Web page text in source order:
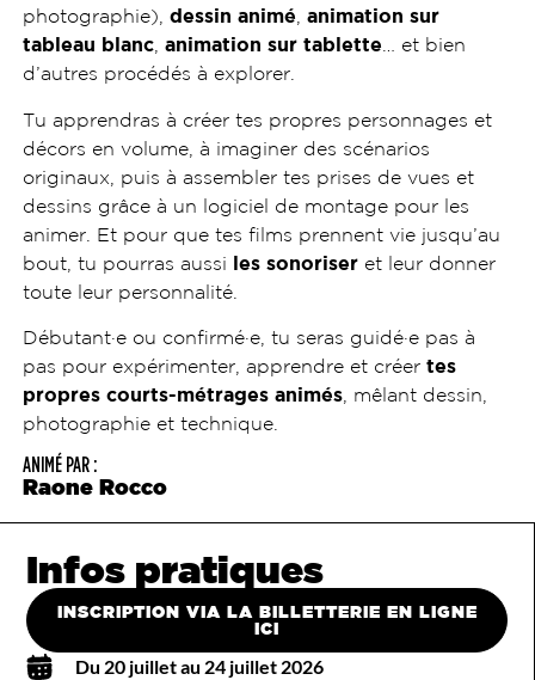
photographie), dessin animé animation sur
tableau blanc, animation sur tablette … et bien
d’autres procédés à explorer.
Tu apprendras à créer tes propres personnages et
décors en volume, à imaginer des scénarios
originaux, puis à assembler tes prises de vues et
dessins grâce à un logiciel de montage pour les
animer. Et pour que tes films prennent vie jusqu’au
bout, tu pourras aussi les sonoriseret leur donner
toute leur personnalité.
Débutant·e ou confirmé·e, tu seras guidé·e pas à
pas pour expérimenter, apprendre et créer tes
propres courts-métrages animés, mêlant dessin,
photographie et technique.
ANIMÉ PAR :
Raone Rocco
Infos pratiques
INSCRIPTION VIA LA BILLETTERIE EN LIGNE
ICI
Du 20 juillet au 24 juillet 2026